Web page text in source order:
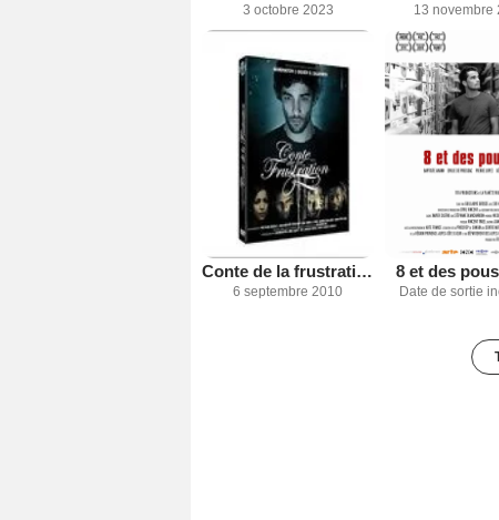
3 octobre 2023 13 novembre
Conte de la frustration
6 septembre 2010
8 et des
Date de sortie